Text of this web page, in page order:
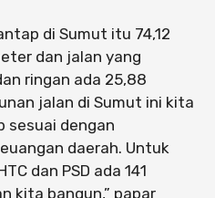
di Sumut itu 74,12
dan jalan yang
ringan ada 25,88
jalan di Sumut ini kita
sesuai dengan
daerah. Untuk
dan PSD ada 141
kita bangun,” papar